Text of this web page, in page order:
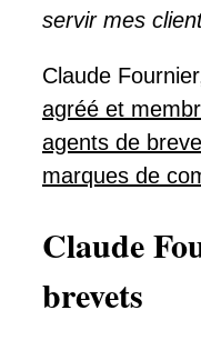
servir mes
Claude
agréé et
agents de
marques de
Claude
brevets